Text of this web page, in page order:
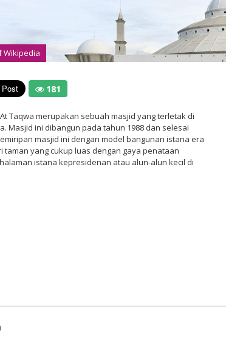
Wikipedia
181
Taqwa merupakan sebuah masjid yang terletak di
Masjid ini dibangun pada tahun 1988 dan selesai
masjid ini dengan model bangunan istana era
taman yang cukup luas dengan gaya penataan
istana kepresidenan atau alun-alun kecil di